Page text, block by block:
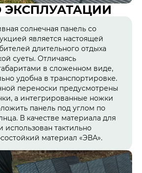
ЭКСПЛУАТАЦИИ
солнечная панель со
является настоящей
длительного отдыха
суеты. Отличаясь
в сложенном виде,
удобна в транспортировке.
переноски предусмотрены
а интегрированные ножки
панель под углом по
В качестве материала для
использован тактильно
материал «ЭВА».